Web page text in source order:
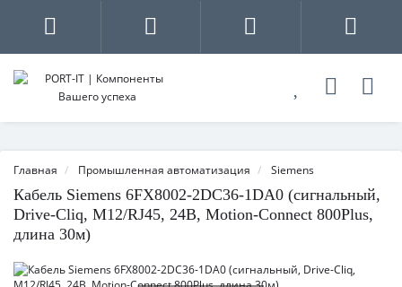
Главная Промышленная автоматизация Siemens
Кабель Siemens 6FX8002-2DC36-1DA0 (сигнальный,
Drive-Cliq, M12/RJ45, 24В, Motion-Connect 800Plus,
длина 30м)